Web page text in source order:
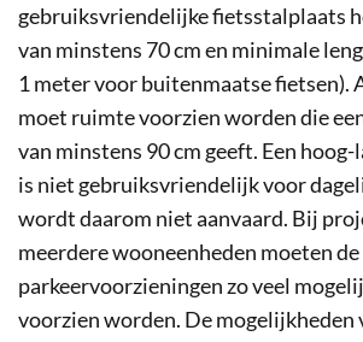
gebruiksvriendelijke fietsstalplaats
van minstens 70 cm en minimale
1 meter voor buitenmaatse fietsen).
moet ruimte voorzien worden die
van minstens 90 cm geeft. Een
is niet gebruiksvriendelijk voor
wordt daarom niet aanvaard. Bij
meerdere wooneenheden moeten de
parkeervoorzieningen zo veel
voorzien worden. De mogelijkheden